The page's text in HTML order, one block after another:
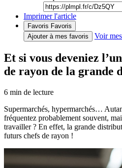
Imprimer l'article
Favoris Favoris
Ajouter à mes favoris
Voir
Et si vous deveniez
de rayon de la grande
6 min de lecture
Supermarchés, hypermarchés…
fréquentez probablement souvent,
travailler ? En effet, la grande
futurs chefs de rayon !